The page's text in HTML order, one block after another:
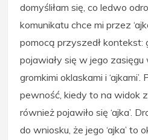
domyśliłam się, co ledwo
komunikatu chce mi przez
pomocą przyszedł kontekst:
pojawiały się w jego
gromkimi oklaskami i
pewność, kiedy to na widok
również pojawiło się ‘ajka’.
do wniosku, że jego ‘ajka’ to